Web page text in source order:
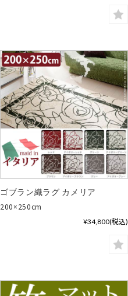
ゴブラン織ラグ カメリア
200×250cm
¥34,800(税込)